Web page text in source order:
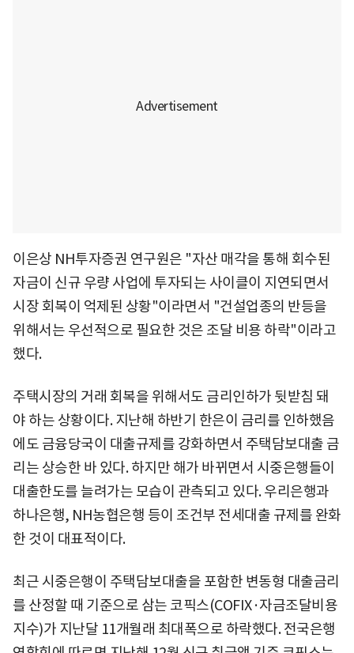
이은상 NH투자증권 연구원은 "자산 매각을 통해 회수된
자금이 신규 우량 사업에 투자되는 사이클이 지연되면서
시장 회복이 억제된 상황"이라면서 "건설업종의 반등을
위해서는 우선적으로 필요한 것은 조달 비용 하락"이라고
했다.
주택시장의 거래 회복을 위해서도 금리인하가 뒷받침 돼
야 하는 상황이다. 지난해 하반기 한은이 금리를 인하했음
에도 금융당국이 대출규제를 강화하면서 주택담보대출 금
리는 상승한 바 있다. 하지만 해가 바뀌면서 시중은행들이
대출한도를 늘려가는 모습이 관측되고 있다. 우리은행과
하나은행, NH농협은행 등이 조건부 전세대출 규제를 완화
한 것이 대표적이다.
최근 시중은행이 주택담보대출을 포함한 변동형 대출금리
를 산정할 때 기준으로 삼는 코픽스(COFIX·자금조달비용
지수)가 지난달 11개월래 최대폭으로 하락했다. 전국은행